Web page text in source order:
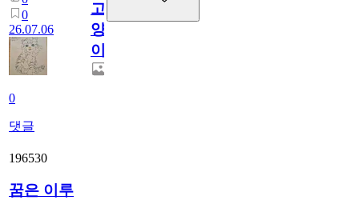
0
26.07.06
0
댓글
고
양
이
196530
꿈은 이루